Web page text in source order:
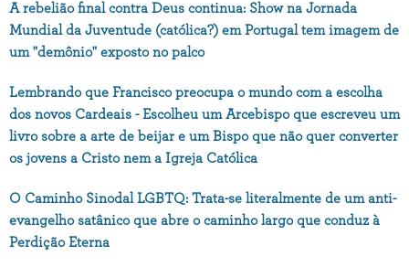
A rebelião final contra Deus continua: Show na Jornada
Mundial da Juventude (católica?) em Portugal tem imagem de
um "demônio" exposto no palco
Lembrando que Francisco preocupa o mundo com a escolha
dos novos Cardeais - Escolheu um Arcebispo que escreveu um
livro sobre a arte de beijar e um Bispo que não quer converter
os jovens a Cristo nem a Igreja Católica
O Caminho Sinodal LGBTQ: Trata-se literalmente de um anti-
evangelho satânico que abre o caminho largo que conduz à
Perdição Eterna